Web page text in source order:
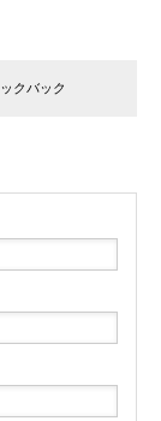
クバック